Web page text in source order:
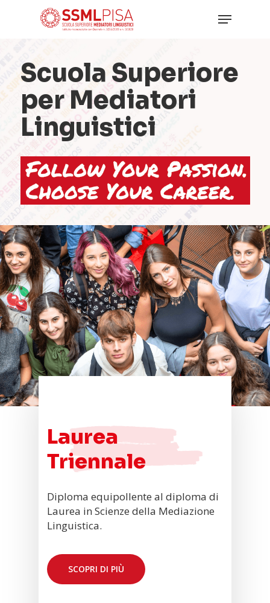
Menu
Scuola Superiore
per Mediatori
Linguistici
Laurea
Triennale
Diploma equipollente al diploma di
Laurea in Scienze della Mediazione
Linguistica.
SCOPRI DI PIÙ